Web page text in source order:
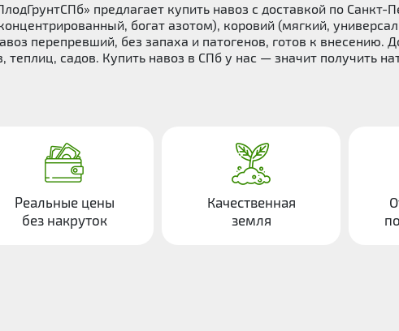
предлагает купить навоз с доставкой по Санкт-
богат азотом), коровий (мягкий,
перепревший, без запаха и патогенов, готов к внесению.
садов. Купить навоз в СПб у нас — значит получить
Реальные цены
без накруток
Качественная
земля